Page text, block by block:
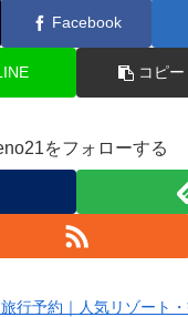
Facebook
コピー
をフォローする
行予約｜人気リゾート